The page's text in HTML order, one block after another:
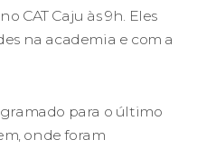
CAT Caju às 9h. Eles
na academia e com a
para o último
onde foram